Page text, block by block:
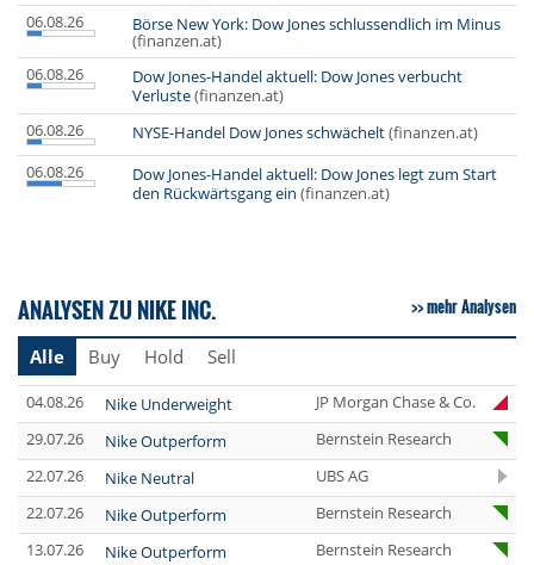
06.08.26
Börse New York: Dow Jones schlussendlich im Minus
(finanzen.at)
06.08.26
Dow Jones-Handel aktuell: Dow Jones verbucht
Verluste(finanzen.at)
06.08.26
NYSE-Handel Dow Jones schwächelt(finanzen.at)
06.08.26
Dow Jones-Handel aktuell: Dow Jones legt zum Start
den Rückwärtsgang ein (finanzen.at)
ANALYSEN ZU NIKE INC. mehr Analysen
Alle Buy Hold Sell
04.08.26 Nike Underweight
JP Morgan Chase & Co.
29.07.26
Nike Outperform
Bernstein Research
22.07.26
Nike Neutral
UBS AG
22.07.26
Nike Outperform
Bernstein Research
13.07.26
Nike Outperform Bernstein Research